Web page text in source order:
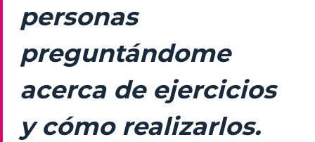
personas
preguntándome
acerca de ejercicios
y cómo realizarlos.